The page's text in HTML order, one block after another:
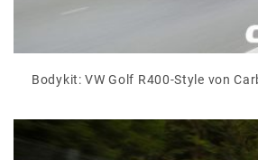
Bodykit: VW Golf R400-Style von